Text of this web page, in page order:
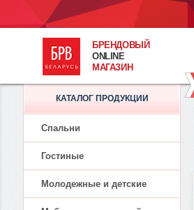
БРЕНДОВЫЙ
ONLINE
МАГАЗИН
КАТАЛОГ ПРОДУКЦИИ
Спальни
Гостиные
Молодежные и детские